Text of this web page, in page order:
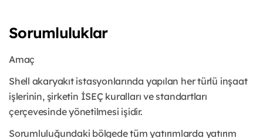
Sorumluluklar
Amaç
Shell akaryakıt istasyonlarında yapılan her türlü inşaat
işlerinin, şirketin İSEÇ kuralları ve standartları
çerçevesinde yönetilmesi işidir.
Sorumluluğundaki bölgede tüm yatırımlarda yatırım